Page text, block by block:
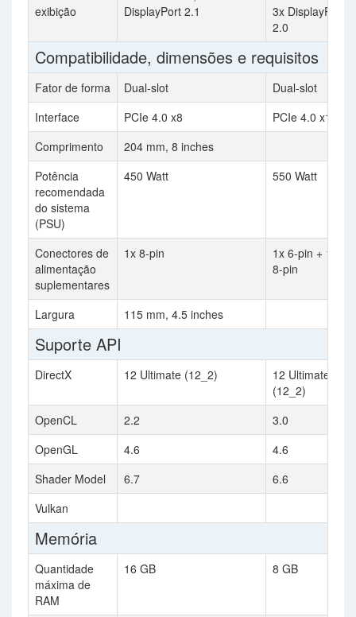
exibição
DisplayPort 2.1
3x DisplayPort
2.0
Compatibilidade, dimensões e requisitos
Fator de forma Dual-slot
Dual-slot
Interface
PCIe 4.0 x8
PCIe 4.0 x16
Comprimento
204 mm, 8 inches
Potência
recomendada
do sistema
(PSU)
450 Watt 550 Watt
Conectores de
alimentação
suplementares
1x 8-pin
1x 6-pin + 1x
8-pin
Largura 115 mm, 4.5 inches
Suporte API
DirectX 12 Ultimate (12_2)
12 Ultimate
(12_2)
OpenCL
2.2
3.0
OpenGL
4.6
4.6
Shader Model
6.7
6.6
Vulkan
Memória
Quantidade
máxima de
RAM
16 GB 8 GB